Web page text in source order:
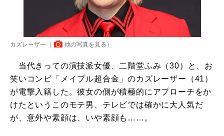
カズレーザー（ 他の写真を見る ）
当代きっての演技派女優、二階堂ふみ（30）と、お
笑いコンビ「メイプル超合金」のカズレーザー（41）
が電撃入籍した。彼女の側が積極的にアプローチをか
けたというこのモテ男、テレビでは確かに大人気だ
が、意外や素顔は、いや素顔も……。